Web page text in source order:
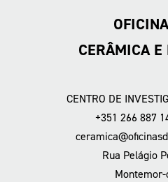
CERÂMICA
CENTRO DE
+351 266 887
Rua Pelágio